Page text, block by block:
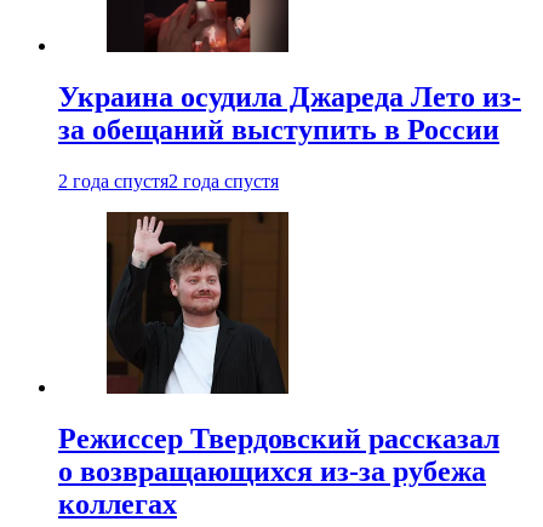
Украина осудила Джареда Лето из-
за обещаний выступить в России
2 года спустя2 года спустя
Режиссер Твердовский рассказал
о возвращающихся из-за рубежа
коллегах